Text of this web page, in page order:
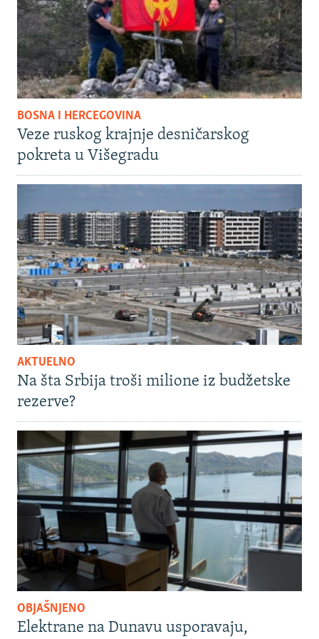
BOSNA I HERCEGOVINA
Veze ruskog krajnje desničarskog
pokreta u Višegradu
AKTUELNO
Na šta Srbija troši milione iz budžetske
rezerve?
OBJAŠNJENO
Elektrane na Dunavu usporavaju,